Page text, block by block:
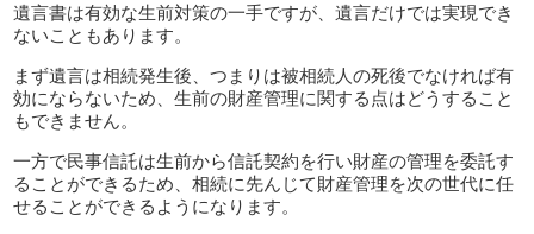
遺言書は有効な生前対策の一手ですが、遺言だけでは実現でき
ないこともあります。
まず遺言は相続発生後、つまりは被相続人の死後でなければ有
効にならないため、生前の財産管理に関する点はどうすること
もできません。
一方で民事信託は生前から信託契約を行い財産の管理を委託す
ることができるため、相続に先んじて財産管理を次の世代に任
せることができるようになります。